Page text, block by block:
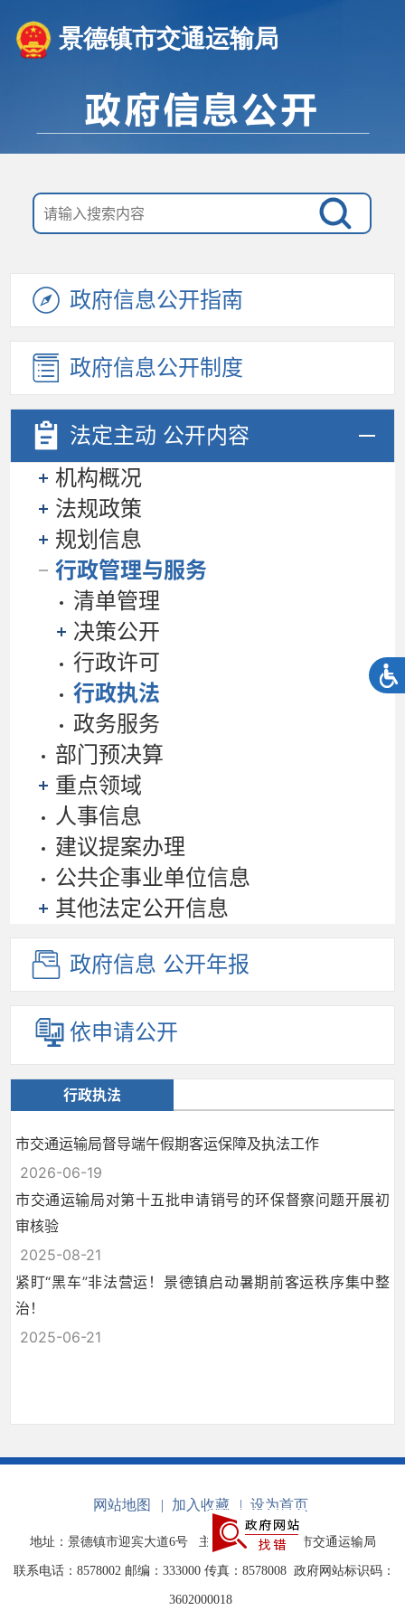
景德镇市交通运输局
政府信息公开指南
政府信息公开制度
法定主动 公开内容
机构概况
法规政策
规划信息
行政管理与服务
清单管理
决策公开
行政许可
行政执法
政务服务
部门预决算
重点领域
人事信息
建议提案办理
公共企事业单位信息
其他法定公开信息
政府信息 公开年报
依申请公开
行政执法
市交通运输局督导端午假期客运保障及执法工作
2026-06-19
市交通运输局对第十五批申请销号的环保督察问题开展初
审核验
2025-08-21
紧盯“黑车”非法营运！景德镇启动暑期前客运秩序集中整
治！
2025-06-21
网站地图 | 加入收藏 | 设为首页
地址：景德镇市迎宾大道6号 主办单位：景德镇市交通运输局
联系电话：8578002 邮编：333000 传真：8578008 政府网站标识码：
3602000018